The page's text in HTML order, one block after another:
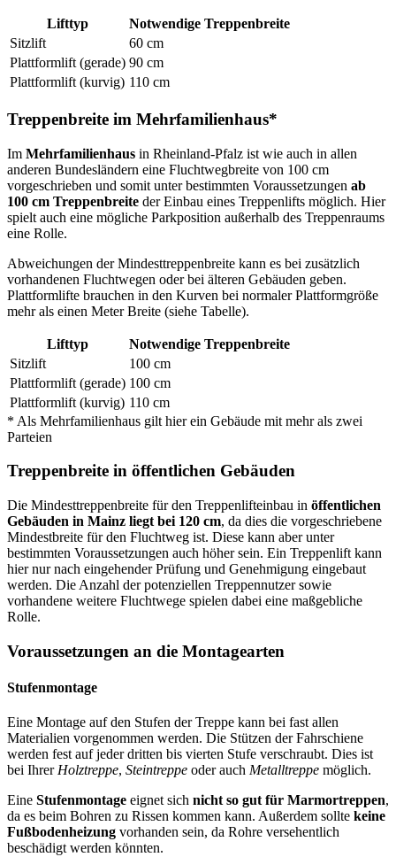
Lifttyp
Notwendige Treppenbreite
Sitzlift
60 cm
Plattformlift (gerade) 90 cm
Plattformlift (kurvig) 110 cm
Treppenbreite im Mehrfamilienhaus*
Im Mehrfamilienhaus in Rheinland-Pfalz ist wie auch in allen
anderen Bundesländern eine Fluchtwegbreite von 100 cm
vorgeschrieben und somit unter bestimmten Voraussetzungen ab
100 cm Treppenbreite der Einbau eines Treppenlifts möglich. Hier
spielt auch eine mögliche Parkposition außerhalb des Treppenraums
eine Rolle.
Abweichungen der Mindesttreppenbreite kann es bei zusätzlich
vorhandenen Fluchtwegen oder bei älteren Gebäuden geben.
Plattformlifte brauchen in den Kurven bei normaler Plattformgröße
mehr als einen Meter Breite (siehe Tabelle).
Lifttyp
Notwendige Treppenbreite
Sitzlift
100 cm
Plattformlift (gerade) 100 cm
Plattformlift (kurvig) 110 cm
* Als Mehrfamilienhaus gilt hier ein Gebäude mit mehr als zwei
Parteien
Treppenbreite in öffentlichen Gebäuden
Die Mindesttreppenbreite für den Treppenlifteinbau in öffentlichen
Gebäuden in Mainz liegt bei 120 cm, da dies die vorgeschriebene
Mindestbreite für den Fluchtweg ist. Diese kann aber unter
bestimmten Voraussetzungen auch höher sein. Ein Treppenlift kann
hier nur nach eingehender Prüfung und Genehmigung eingebaut
werden. Die Anzahl der potenziellen Treppennutzer sowie
vorhandene weitere Fluchtwege spielen dabei eine maßgebliche
Rolle.
Voraussetzungen an die Montagearten
Stufenmontage
Eine Montage auf den Stufen der Treppe kann bei fast allen
Materialien vorgenommen werden. Die Stützen der Fahrschiene
werden fest auf jeder dritten bis vierten Stufe verschraubt. Dies ist
bei IhrerHolztreppe, Steintreppe oder auch Metalltreppe möglich.
Eine Stufenmontage eignet sich nicht so gut für Marmortreppen,
da es beim Bohren zu Rissen kommen kann. Außerdem sollte keine
Fußbodenheizung vorhanden sein, da Rohre versehentlich
beschädigt werden könnten.